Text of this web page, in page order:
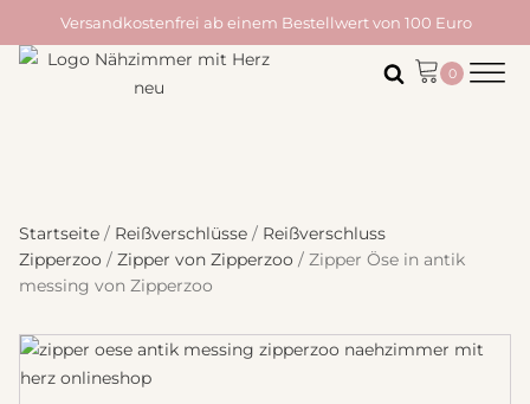
Versandkostenfrei ab einem Bestellwert von 100 Euro
Startseite / Reißverschlüsse / Reißverschluss
Zipperzoo / Zipper von Zipperzoo / Zipper Öse in antik
messing von Zipperzoo